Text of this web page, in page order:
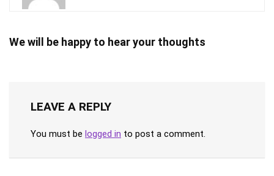
We will be happy to hear your thoughts
LEAVE A REPLY
You must be logged in to post a comment.